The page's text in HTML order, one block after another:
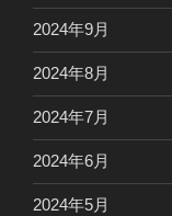
2024年9月
2024年8月
2024年7月
2024年6月
2024年5月